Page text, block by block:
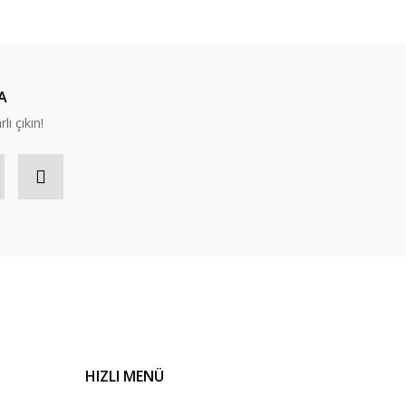
ürün elime hızlı ve sağlam ulaştı
çıkın!
HIZLI MENÜ